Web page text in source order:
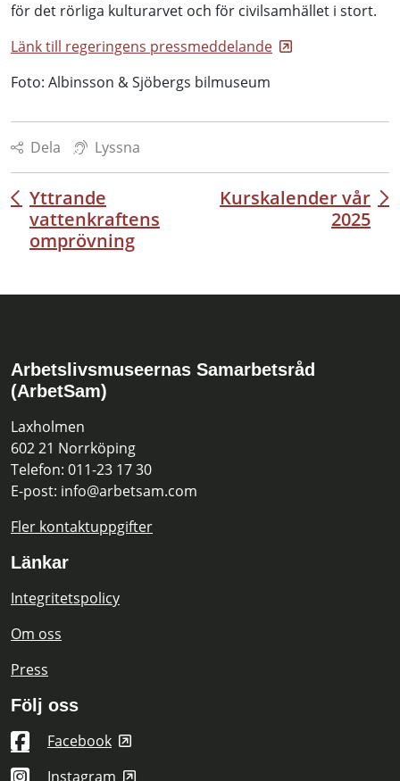
för det rörliga kulturarvet och för civilsamhället i stort.
Länk till regeringens pressmeddelande
Foto: Albinsson & Sjöbergs bilmuseum
Dela Lyssna
Inläggsnavigering
Yttrande
vattenkraftens
omprövning
Kurskalender vår
2025
Arbetslivsmuseernas Samarbetsråd
(ArbetSam)
Laxholmen
602 21 Norrköping
Telefon: 011-23 17 30
E-post: info@arbetsam.com
Fler kontaktuppgifter
Länkar
Integritetspolicy
Om oss
Press
Följ oss
Facebook
Instagram